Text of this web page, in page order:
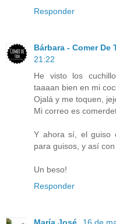
Responder
Bárbara - Comer De
21:22
He visto los
taaaan bien en mi
Ojalá y me toquen,
Mi correo es
Y ahora sí, el guiso
para guisos, y así
Un beso!
Responder
María José
16 de